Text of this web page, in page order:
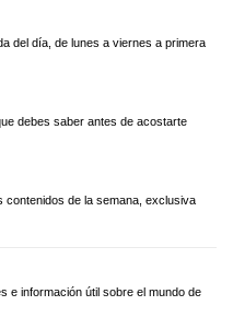
del día, de lunes a viernes a primera
debes saber antes de acostarte
contenidos de la semana, exclusiva
e información útil sobre el mundo de